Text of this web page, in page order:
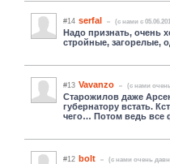
#14 serfal (c нами с
Надо признать, очень
стройные, загорелые,
#13 Vavanzo (c нами
Старожилов даже
губернатору встать.
чего… Потом ведь все
#12 bolt (c нами очень